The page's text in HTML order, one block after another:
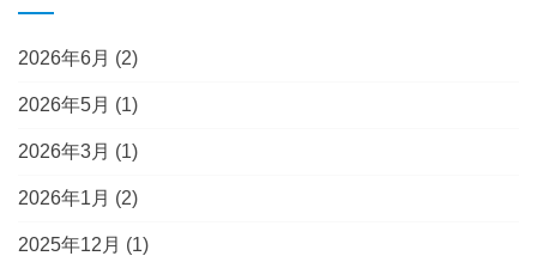
2026年6月 (2)
2026年5月 (1)
2026年3月 (1)
2026年1月 (2)
2025年12月 (1)